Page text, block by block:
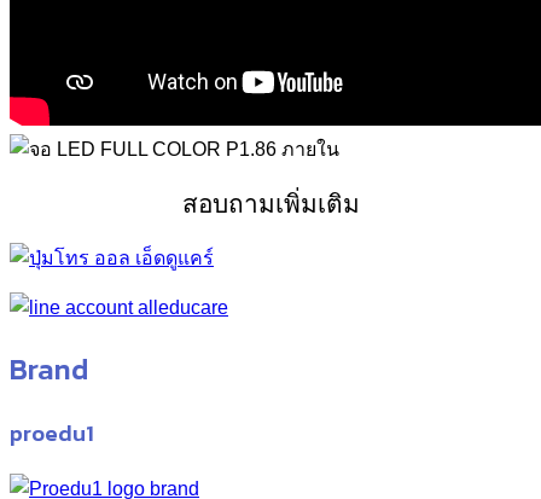
สอบถามเพิ่มเติม
Brand
proedu1